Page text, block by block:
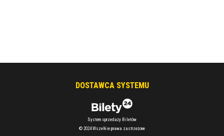
DOSTAWCA SYSTEMU
System sprzedaży Biletów
© 2024 Wszelkie prawa zastrzeżone